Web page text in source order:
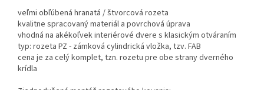
veľmi obľúbená hranatá / štvorcová rozeta
kvalitne spracovaný materiál a povrchová úprava
vhodná na akékoľvek interiérové ​​dvere s klasickým otváraním
typ: rozeta PZ - zámková cylindrická vložka, tzv. FAB
cena je za celý komplet, tzn. rozetu pre obe strany dverného
krídla